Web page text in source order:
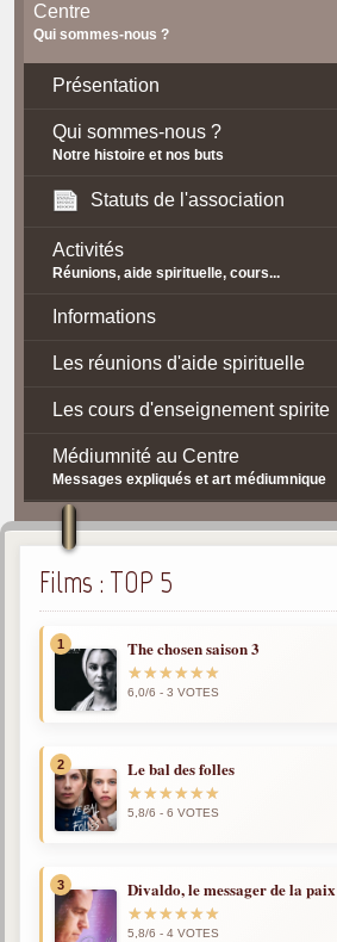
Centre
Qui sommes-nous ?
Présentation
Qui sommes-nous ?
Notre histoire et nos buts
Statuts de l'association
Activités
Réunions, aide spirituelle, cours...
Informations
Les réunions d'aide spirituelle
Les cours d'enseignement spirite
Médiumnité au Centre
Messages expliqués et art médiumnique
Contact / Accès
Plan d'accès
Spiritisme
La doctrine Spirite
Qu'est-ce que c'est ?
Historique
Philosophie
La doctrine d'Allan Kardec
But des manifestations spirites
Esprits
Films : TOP 5
1 The chosen saison 3
6,0/6 - 3 VOTES
2 Le bal des folles
5,8/6 - 6 VOTES
3 Divaldo, le messager de la paix
5,8/6 - 4 VOTES